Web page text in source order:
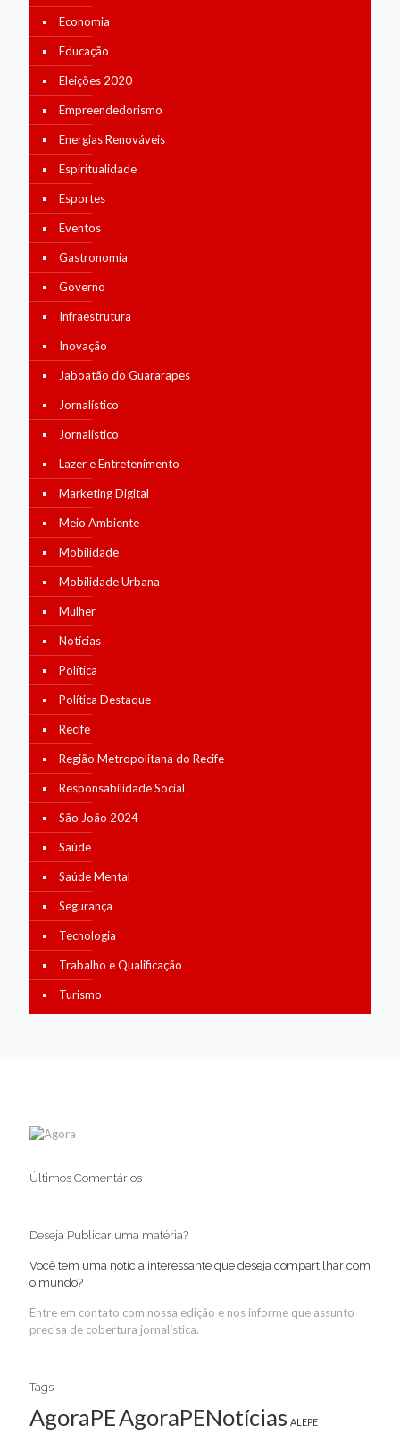
Economia
Educação
Eleições 2020
Empreendedorismo
Energias Renováveis
Espiritualidade
Esportes
Eventos
Gastronomia
Governo
Infraestrutura
Inovação
Jaboatão do Guararapes
Jornalístico
Jornalístico
Lazer e Entretenimento
Marketing Digital
Meio Ambiente
Mobilidade
Mobilidade Urbana
Mulher
Notícias
Política
Política Destaque
Recife
Região Metropolitana do Recife
Responsabilidade Social
São João 2024
Saúde
Saúde Mental
Segurança
Tecnologia
Trabalho e Qualificação
Turismo
Últimos Comentários
Deseja Publicar uma matéria?
Você tem uma notícia interessante que deseja compartilhar com
o mundo?
Entre em contato com nossa edição e nos informe que assunto
precisa de cobertura jornalística.
Tags
AgoraPEAgoraPENotícias ALEPE